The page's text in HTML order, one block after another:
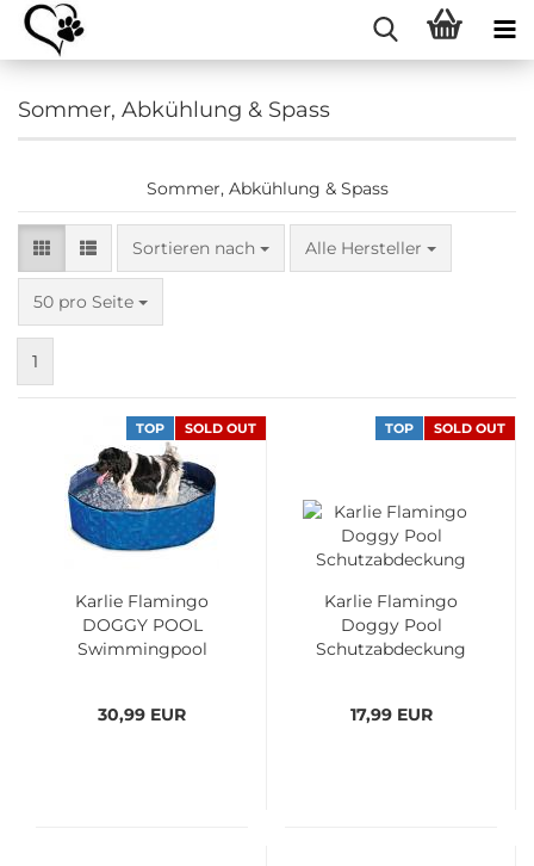
Sommer, Abkühlung & Spass
Sommer, Abkühlung & Spass
Sortieren nach
Sortieren nach Alle Hersteller
50 pro Seite
pro Seite
1
TOP SOLD OUT
Karlie Flamingo
DOGGY POOL
Swimmingpool
30,99 EUR
TOP SOLD OUT
Karlie Flamingo
Doggy Pool
Schutzabdeckung
17,99 EUR